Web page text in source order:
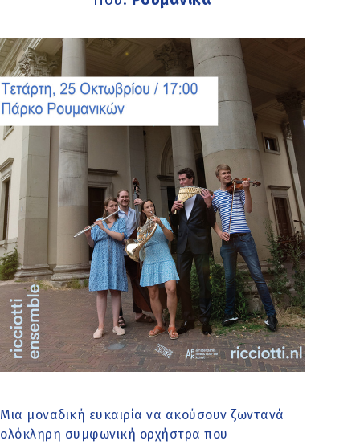
Μια μοναδική ευκαιρία να ακούσουν ζωντανά
ολόκληρη συμφωνική ορχήστρα που